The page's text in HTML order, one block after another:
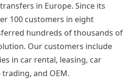
in Europe. Since its
100 customers in eight
hundreds of thousands of
Our customers include
in car rental, leasing, car
and OEM.